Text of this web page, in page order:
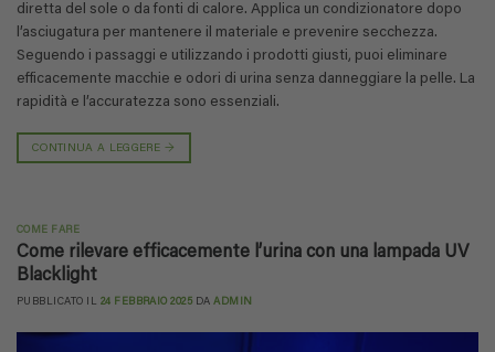
diretta del sole o da fonti di calore. Applica un condizionatore dopo
l’asciugatura per mantenere il materiale e prevenire secchezza.
Seguendo i passaggi e utilizzando i prodotti giusti, puoi eliminare
efficacemente macchie e odori di urina senza danneggiare la pelle. La
rapidità e l’accuratezza sono essenziali.
CONTINUA A LEGGERE→
COME FARE
Come rilevare efficacemente l’urina con una lampada UV
Blacklight
PUBBLICATO IL 24 FEBBRAIO 2025 DAADMIN